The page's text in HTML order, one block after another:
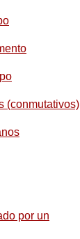
(conmutativos)
por un